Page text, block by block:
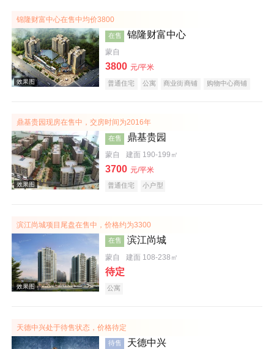
效果图
锦隆财富中心在售中均价3800
效果图
在售 锦隆财富中心
蒙自
3800 元/平米
普通住宅 公寓 商业街商铺
购物中心商铺
鼎基贵园现房在售中，交房时间为2016年
在售 鼎基贵园
蒙自 建面 190-199㎡
3700 元/平米
普通住宅 小户型
滨江尚城项目尾盘在售中，价格约为3300
在售 滨江尚城
蒙自 建面 108-238㎡
待定
公寓
天德中兴处于待售状态，价格待定
待售 天德中兴